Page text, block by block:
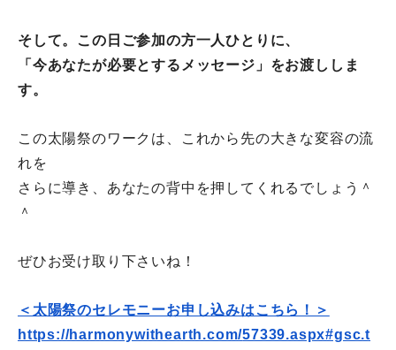
そして。この日ご参加の方一人ひとりに、
「今あなたが必要とするメッセージ」をお渡ししま
す。
この太陽祭のワークは、
これから先の大きな変容の流
れを
さらに導き、 あなたの背中を押してくれるでしょう＾
＾
ぜひお受け取り下さいね！
＜太陽祭のセレモニーお申し込みはこちら！＞
https://harmonywithearth.com/57339.aspx#gsc.t